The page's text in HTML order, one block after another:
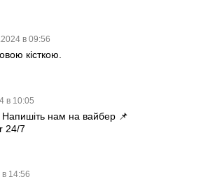
в 09:56
кісткою.
в 10:05
нам на вайбер 📌
24/7
14:56